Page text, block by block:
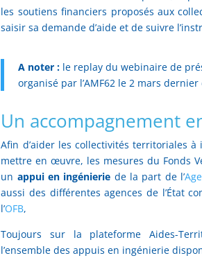
les soutiens financiers proposés aux
saisir sa demande d’aide et de suivre
A noter : le replay du webinaire de
organisé par l’AMF62 le 2 mars
Un accompagnement
Afin d’aider les collectivités territoriales
mettre en œuvre, les mesures du Fonds
un appui en ingénierie de la part de l’
aussi des différentes agences de l’État
l’OFB,
Toujours sur la plateforme Aides-
l’ensemble des appuis en ingénierie